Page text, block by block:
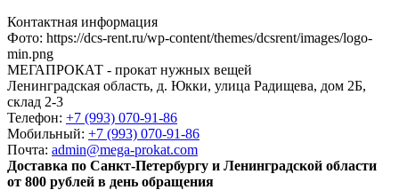
Контактная информация
Фото: https://dcs-rent.ru/wp-content/themes/dcsrent/images/logo-
min.png
МЕГАПРОКАТ - прокат нужных вещей
Ленинградская область, д. Юкки, улица Радищева, дом 2Б,
склад 2-3
Телефон: +7 (993) 070-91-86
Мобильный: +7 (993) 070-91-86
Почта: admin@mega-prokat.com
Доставка по Санкт-Петербургу и Ленинградской области
от 800 рублей в день обращения